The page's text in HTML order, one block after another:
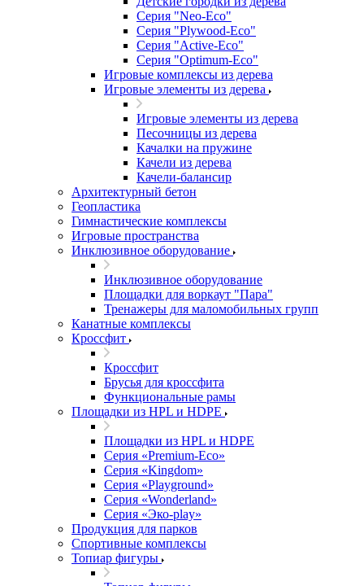
Серия "Neo-Eco"
Серия "Plywood-Eco"
Серия "Active-Eco"
Серия "Оptimum-Еco"
Игровые комплексы из дерева
Игровые элементы из дерева
Игровые элементы из дерева
Песочницы из дерева
Качалки на пружине
Качели из дерева
Качели-балансир
Архитектурный бетон
Геопластика
Гимнастические комплексы
Игровые пространства
Инклюзивное оборудование
Инклюзивное оборудование
Площадки для воркаут "Пара"
Тренажеры для маломобильных групп
Канатные комплексы
Кроссфит
Кроссфит
Брусья для кроссфита
Функциональные рамы
Площадки из HPL и HDPE
Площадки из HPL и HDPE
Серия «Premium-Eco»
Серия «Kingdom»
Серия «Playground»
Серия «Wonderland»
Серия «Эко-play»
Продукция для парков
Спортивные комплексы
Топиар фигуры